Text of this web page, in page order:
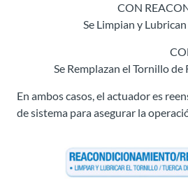
CON
Se Limpian y
Se Remplazan el Tornillo
En ambos casos, el actuador es
de sistema para asegurar la